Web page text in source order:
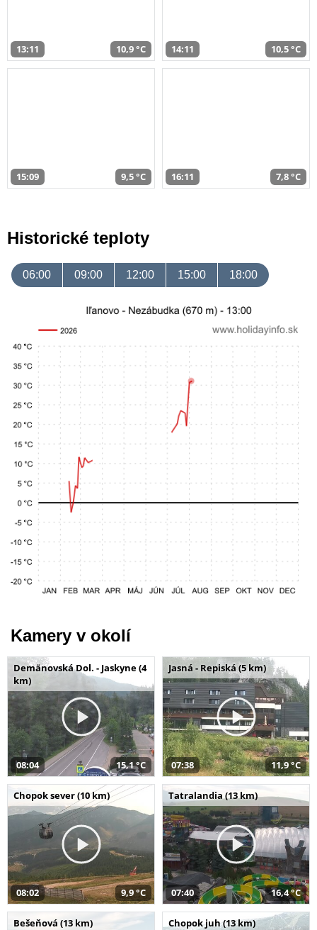
13:11 10,9 °C 14:11 10,5 °C
15:09 9,5 °C 16:11 7,8 °C
Historické teploty
06:00 09:00 12:00 15:00 18:00
Kamery v okolí
Demänovská Dol. - Jaskyne (4
km)
08:04 15,1 °C
Jasná - Repiská (5 km)
07:38 11,9 °C
Chopok sever (10 km)
08:02 9,9 °C
Tatralandia (13 km)
07:40 16,4 °C
Bešeňová (13 km) Chopok juh (13 km)